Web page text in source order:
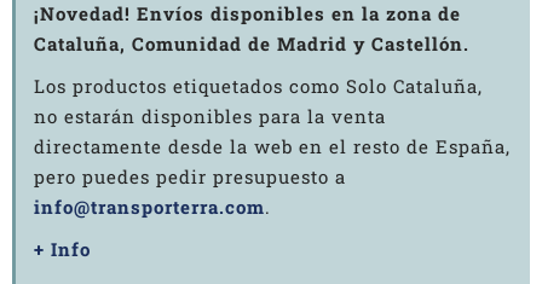
¡Novedad! Envíos disponibles en la zona de
Cataluña, Comunidad de Madrid y Castellón.
Los productos etiquetados como Solo Cataluña,
no estarán disponibles para la venta
directamente desde la web en el resto de España,
pero puedes pedir presupuesto a
info@transporterra.com.
+ Info